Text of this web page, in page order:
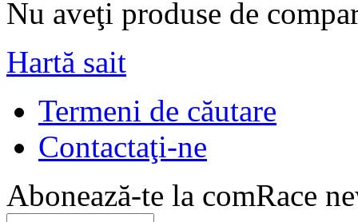
Nu aveţi produse de
Hartă sait
Termeni de căutare
Contactaţi-ne
Abonează-te la comRace